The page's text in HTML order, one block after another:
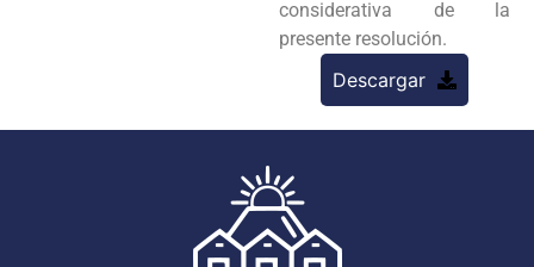
considerativa de la
presente resolución.
Descargar